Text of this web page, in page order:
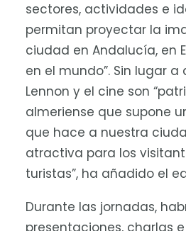
sectores, actividades e
permitan proyectar la
ciudad en Andalucía, en
en el mundo”. Sin lugar a
Lennon y el cine son
almeriense que supone
que hace a nuestra
atractiva para los
turistas”, ha añadido el
Durante las jornadas,
presentaciones, charlas